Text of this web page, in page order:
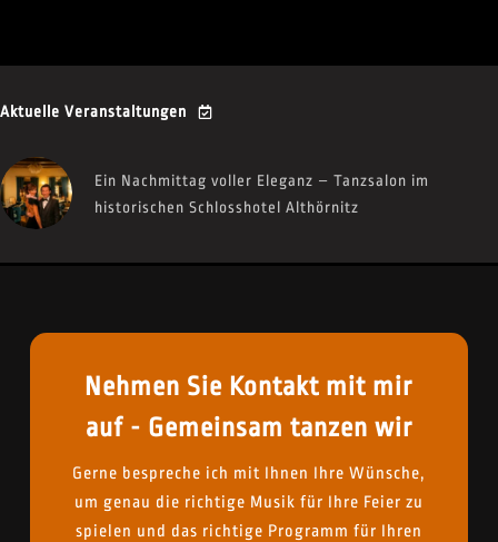
Aktuelle Veranstaltungen
Ein Nachmittag voller Eleganz – Tanzsalon im
historischen Schlosshotel Althörnitz
Nehmen Sie Kontakt mit mir
auf - Gemeinsam tanzen wir
Gerne bespreche ich mit Ihnen Ihre Wünsche,
um genau die richtige Musik für Ihre Feier zu
spielen und das richtige Programm für Ihren